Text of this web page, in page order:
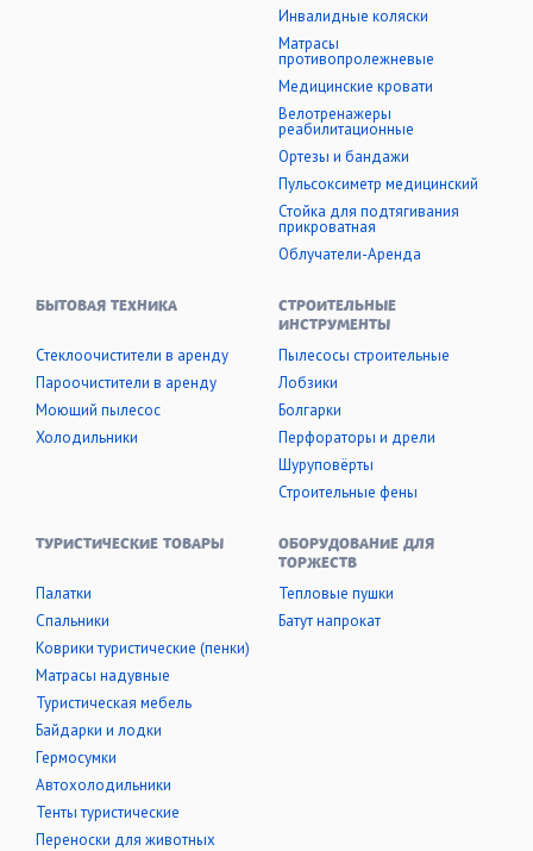
Инвалидные коляски
Матрасы
противопролежневые
Медицинские кровати
Велотренажеры
реабилитационные
Ортезы и бандажи
Пульсоксиметр медицинский
Стойка для подтягивания
прикроватная
Облучатели-Аренда
БЫТОВАЯ ТЕХНИКА
Стеклоочистители в аренду
Пароочистители в аренду
Моющий пылесос
Холодильники
СТРОИТЕЛЬНЫЕ
ИНСТРУМЕНТЫ
Пылесосы строительные
Лобзики
Болгарки
Перфораторы и дрели
Шуруповёрты
Строительные фены
ТУРИСТИЧЕСКИЕ ТОВАРЫ
Палатки
Cпальники
Коврики туристические (пенки)
Матрасы надувные
Туристическая мебель
Байдарки и лодки
Гермосумки
Автохолодильники
Тенты туристические
Переноски для животных
ОБОРУДОВАНИЕ ДЛЯ
ТОРЖЕСТВ
Тепловые пушки
Батут напрокат